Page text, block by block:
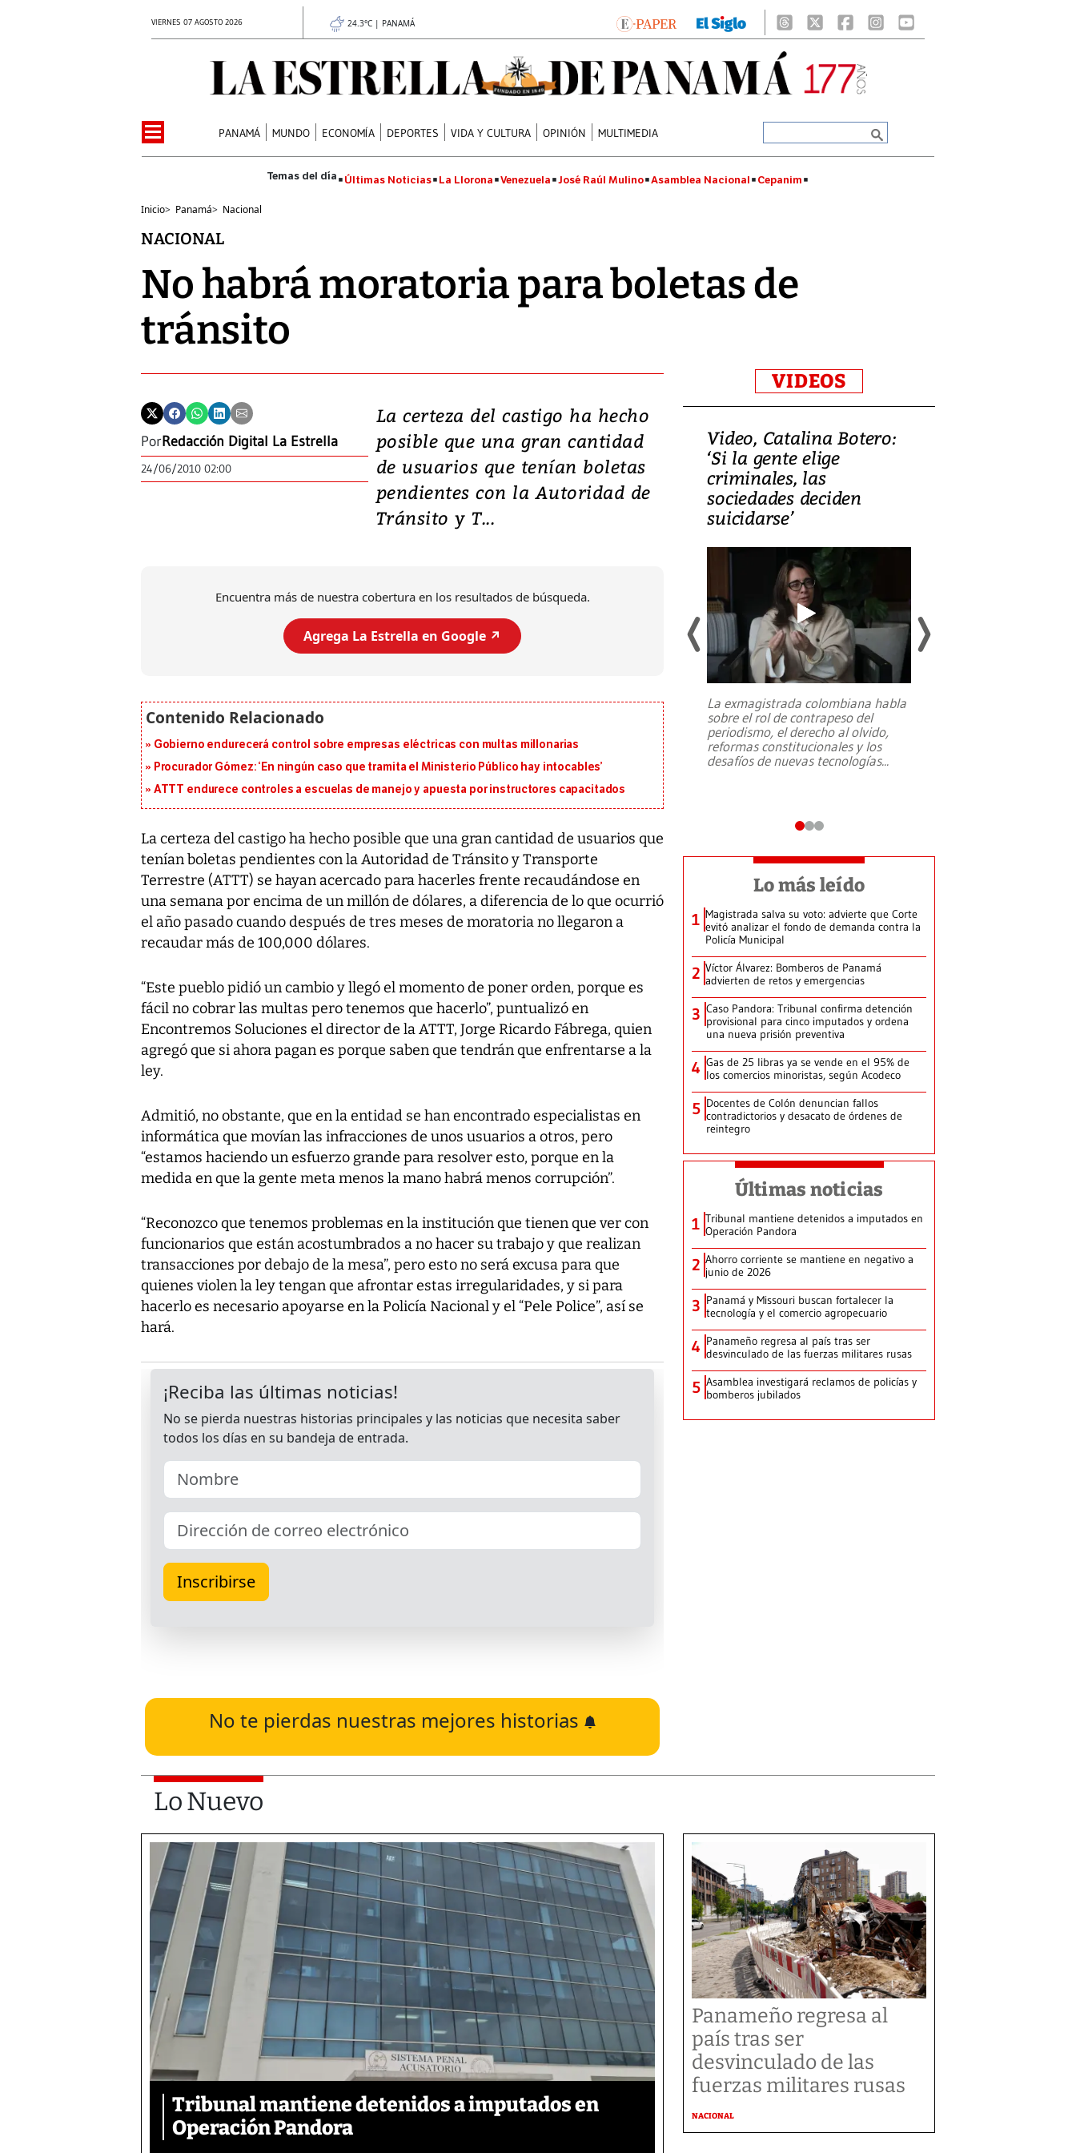
VIERNES 07 AGOSTO 2026 24.3°C | PANAMÁ
PANAMÁ MUNDO ECONOMÍA DEPORTES VIDA Y CULTURA OPINIÓN MULTIMEDIA
Últimas Noticias La Llorona Venezuela José Raúl Mulino Asamblea Nacional Cepanim
Inicio> Panamá> Nacional
NACIONAL
No habrá moratoria para boletas de
tránsito
PorRedacción Digital La Estrella
24/06/2010 02:00
La certeza del castigo ha hecho
posible que una gran cantidad
de usuarios que tenían boletas
pendientes con la Autoridad de
Tránsito y T...
Encuentra más de nuestra cobertura en los resultados de búsqueda.
Agrega La Estrella en Google ↗️
Gobierno endurecerá control sobre empresas eléctricas con multas millonarias
Procurador Gómez: ‘En ningún caso que tramita el Ministerio Público hay intocables’
ATTT endurece controles a escuelas de manejo y apuesta por instructores capacitados
La certeza del castigo ha hecho posible que una gran cantidad de usuarios que
tenían boletas pendientes con la Autoridad de Tránsito y Transporte
Terrestre (ATTT) se hayan acercado para hacerles frente recaudándose en
una semana por encima de un millón de dólares, a diferencia de lo que ocurrió
el año pasado cuando después de tres meses de moratoria no llegaron a
recaudar más de 100,000 dólares.
“Este pueblo pidió un cambio y llegó el momento de poner orden, porque es
fácil no cobrar las multas pero tenemos que hacerlo”, puntualizó en
Encontremos Soluciones el director de la ATTT, Jorge Ricardo Fábrega, quien
agregó que si ahora pagan es porque saben que tendrán que enfrentarse a la
ley.
Admitió, no obstante, que en la entidad se han encontrado especialistas en
informática que movían las infracciones de unos usuarios a otros, pero
“estamos haciendo un esfuerzo grande para resolver esto, porque en la
medida en que la gente meta menos la mano habrá menos corrupción”.
“Reconozco que tenemos problemas en la institución que tienen que ver con
funcionarios que están acostumbrados a no hacer su trabajo y que realizan
transacciones por debajo de la mesa”, pero esto no será excusa para que
quienes violen la ley tengan que afrontar estas irregularidades, y si para
hacerlo es necesario apoyarse en la Policía Nacional y el “Pele Police”, así se
hará.
No te pierdas nuestras mejores historias
VIDEOS
Video, Japón: Terremoto
deja heridos y graves
daños en Kumamoto
al sur de Japón, provocando una
Video, Catalina Botero:
‘Si la gente elige
criminales, las
sociedades deciden
suicidarse’
La exmagistrada colombiana habla
sobre el rol de contrapeso del
periodismo, el derecho al olvido,
reformas constitucionales y los
desafíos de nuevas tecnologías...
Lo más leído
1 Magistrada salva su voto: advierte que Corte
evitó analizar el fondo de demanda contra la
Policía Municipal
2 Víctor Álvarez: Bomberos de Panamá
advierten de retos y emergencias
3 Caso Pandora: Tribunal confirma detención
provisional para cinco imputados y ordena
una nueva prisión preventiva
4 Gas de 25 libras ya se vende en el 95% de
los comercios minoristas, según Acodeco
5 Docentes de Colón denuncian fallos
contradictorios y desacato de órdenes de
reintegro
Últimas noticias
1 Tribunal mantiene detenidos a imputados en
Operación Pandora
2 Ahorro corriente se mantiene en negativo a
junio de 2026
3 Panamá y Missouri buscan fortalecer la
tecnología y el comercio agropecuario
4 Panameño regresa al país tras ser
desvinculado de las fuerzas militares rusas
5 Asamblea investigará reclamos de policías y
bomberos jubilados
Lo Nuevo
Tribunal mantiene detenidos a imputados en
Operación Pandora
Panameño regresa al
país tras ser
desvinculado de las
fuerzas militares rusas
NACIONAL